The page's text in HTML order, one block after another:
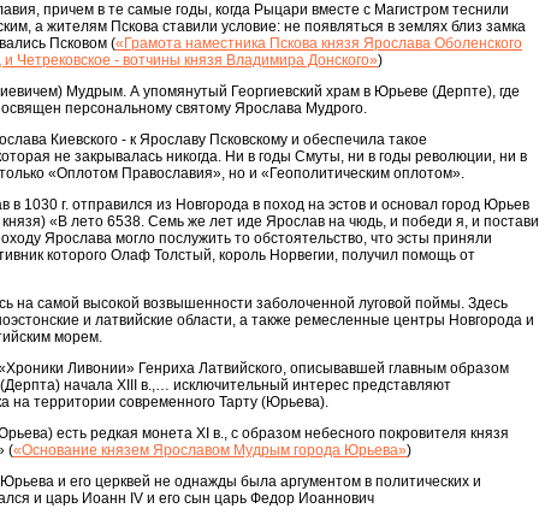
причем в те самые годы, когда Рыцари вместе с Магистром теснили
а жителям Пскова ставили условие: не появляться в землях близ замка
Псковом («Грамота наместника Пскова князя Ярослава Оболенского
Четрековское - вотчины князя Владимира Донского»)
Мудрым. А упомянутый Георгиевский храм в Юрьеве (Дерпте), где
персональному святому Ярослава Мудрого.
Киевского - к Ярославу Псковскому и обеспечила такое
не закрывалась никогда. Ни в годы Смуты, ни в годы революции, ни в
«Оплотом Православия», но и «Геополитическим оплотом».
в 1030 г. отправился из Новгорода в поход на эстов и основал город Юрьев
князя) «В лето 6538. Семь же лет иде Ярослав на чюдь, и победи я, и постави
Ярослава могло послужить то обстоятельство, что эсты приняли
которого Олаф Толстый, король Норвегии, получил помощь от
на самой высокой возвышенности заболоченной луговой поймы. Здесь
и латвийские области, а также ремесленные центры Новгорода и
морем.
Ливонии» Генриха Латвийского, описывавшей главным образом
начала XIII в.,… исключительный интерес представляют
на территории современного Тарту (Юрьева).
есть редкая монета XI в., с образом небесного покровителя князя
(«Основание князем Ярославом Мудрым города Юрьева»)
и его церквей не однажды была аргументом в политических и
и царь Иоанн IV и его сын царь Федор Иоаннович